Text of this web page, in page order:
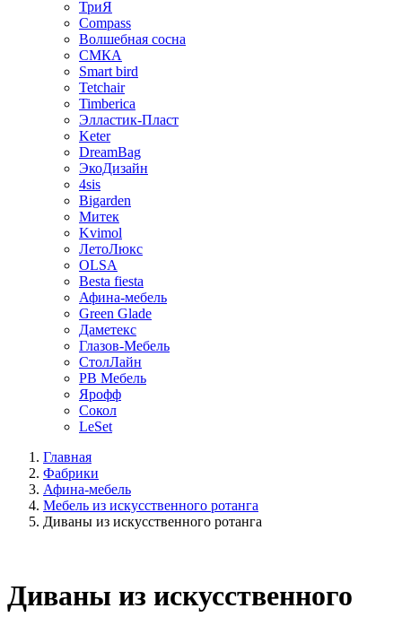
ТриЯ
Compass
Волшебная сосна
СМКА
Smart bird
Tetchair
Timberica
Элластик-Пласт
Keter
DreamBag
ЭкоДизайн
4sis
Bigarden
Митек
Kvimol
ЛетоЛюкс
OLSA
Besta fiesta
Афина-мебель
Green Glade
Даметекс
Глазов-Мебель
СтолЛайн
РВ Мебель
Ярофф
Сокол
LeSet
Главная
Фабрики
Афина-мебель
Мебель из искусственного ротанга
Диваны из искусственного ротанга
Диваны из искусственного